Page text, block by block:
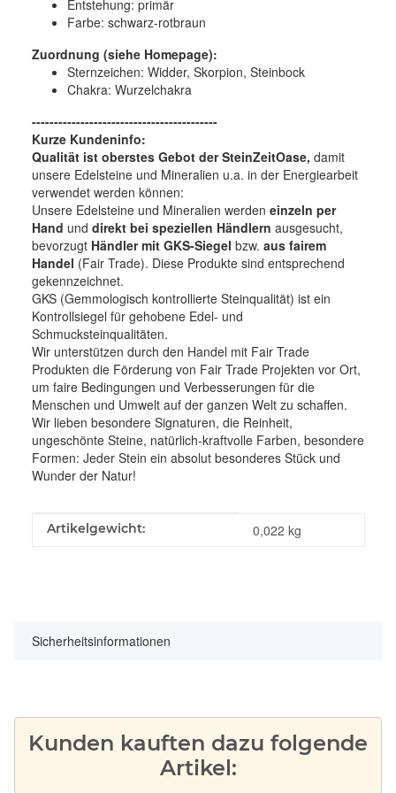
Entstehung: primär
Farbe: schwarz-rotbraun
Zuordnung (siehe Homepage):
Sternzeichen: Widder, Skorpion, Steinbock
Chakra: Wurzelchakra
------------------------------------------
Kurze Kundeninfo:
Qualität ist oberstes Gebot der SteinZeitOase, damit
unsere Edelsteine und Mineralien u.a. in der Energiearbeit
verwendet werden können:
Unsere Edelsteine und Mineralien werden einzeln per
Hand und direkt bei speziellen Händlern ausgesucht,
bevorzugt Händler mit GKS-Siegel bzw. aus fairem
Handel (Fair Trade). Diese Produkte sind entsprechend
gekennzeichnet.
GKS (Gemmologisch kontrollierte Steinqualität) ist ein
Kontrollsiegel für gehobene Edel- und
Schmucksteinqualitäten.
Wir unterstützen durch den Handel mit Fair Trade
Produkten die Förderung von Fair Trade Projekten vor Ort,
um faire Bedingungen und Verbesserungen für die
Menschen und Umwelt auf der ganzen Welt zu schaffen.
Wir lieben besondere Signaturen, die Reinheit,
ungeschönte Steine, natürlich-kraftvolle Farben, besondere
Formen: Jeder Stein ein absolut besonderes Stück und
Wunder der Natur!
Produkteigenschaft
Wert
Artikelgewicht: 0,022 kg
Sicherheitsinformationen
Kunden kauften dazu folgende
Artikel: